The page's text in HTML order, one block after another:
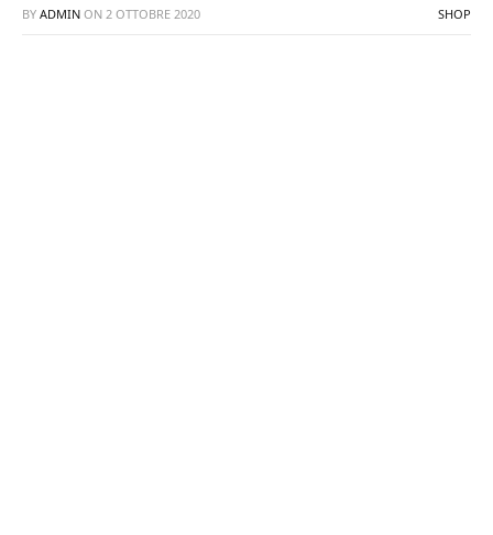
BY ADMIN ON 2 OTTOBRE 2020 SHOP